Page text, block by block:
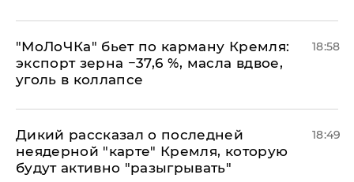
​"МоЛоЧКа" бьет по карману Кремля:
экспорт зерна −37,6 %, масла вдвое,
уголь в коллапсе
18:58
Дикий рассказал о последней
неядерной "карте" Кремля, которую
будут активно "разыгрывать"
18:49